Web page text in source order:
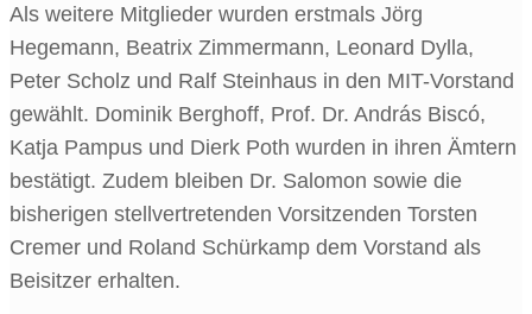
Als weitere Mitglieder wurden erstmals Jörg
Hegemann, Beatrix Zimmermann, Leonard Dylla,
Peter Scholz und Ralf Steinhaus in den MIT-Vorstand
gewählt. Dominik Berghoff, Prof. Dr. András Biscó,
Katja Pampus und Dierk Poth wurden in ihren Ämtern
bestätigt. Zudem bleiben Dr. Salomon sowie die
bisherigen stellvertretenden Vorsitzenden Torsten
Cremer und Roland Schürkamp dem Vorstand als
Beisitzer erhalten.